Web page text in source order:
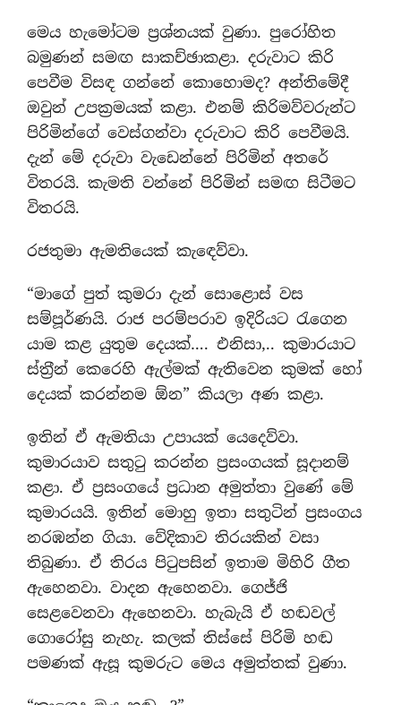
මෙය හැමෝටම ප‍්‍රශ්නයක් වුණා. පුරෝහිත
බමුණන් සමඟ සාකච්ඡාකළා. දරුවාට කිරි
පෙවීම විසඳ ගන්නේ කොහොමද? අන්තිමේදී
ඔවුන් උපක‍්‍රමයක් කළා. එනම් කිරිමව්වරුන්ට
පිරිමින්ගේ වෙස්ගන්වා දරුවාට කිරි පෙවීමයි.
දැන් මේ දරුවා වැඩෙන්නේ පිරිමින් අතරේ
විතරයි. කැමති වන්නේ පිරිමින් සමඟ සිටීමට
විතරයි.
රජතුමා ඇමතියෙක් කැඳෙව්වා.
“මාගේ පුත් කුමරා දැන් සොළොස් වස
සම්පූර්ණයි. රාජ පරම්පරාව ඉදිරියට රැගෙන
යාම කළ යුතුම දෙයක්…. එනිසා,.. කුමාරයාට
ස්ත‍්‍රීන් කෙරෙහි ඇල්මක් ඇතිවෙන කුමක් හෝ
දෙයක් කරන්නම ඕන” කියලා අණ කළා.
ඉතින් ඒ ඇමතියා උපායක් යෙදෙව්වා.
කුමාරයාව සතුටු කරන්න ප‍්‍රසංගයක් සූදානම්
කළා. ඒ ප‍්‍රසංගයේ ප‍්‍රධාන අමුත්තා වුණේ මේ
කුමාරයයි. ඉතින් මොහු ඉතා සතුටින් ප‍්‍රසංගය
නරඹන්න ගියා. වේදිකාව තිරයකින් වසා
තිබුණා. ඒ තිරය පිටුපසින් ඉතාම මිහිරි ගීත
ඇහෙනවා. වාදන ඇහෙනවා. ගෙජ්ජි
සෙළවෙනවා ඇහෙනවා. හැබැයි ඒ හඬවල්
ගොරෝසු නැහැ. කලක් තිස්සේ පිරිමි හඬ
පමණක් ඇසූ කුමරුට මෙය අමුත්තක් වුණා.